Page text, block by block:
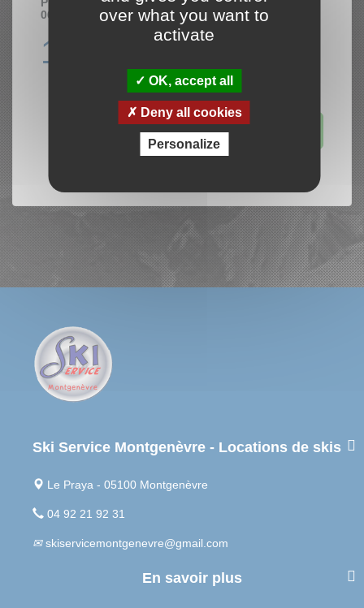
06/08/2026
119.00 €
Ajouter au panier
Ski Service Montgenèvre - Locations de skis
Le Praya - 05100 Montgenèvre
04 92 21 92 31
skiservicemontgenevre@gmail.com
En savoir plus
over what you want to
activate
OK, accept all
Deny all cookies
Personalize